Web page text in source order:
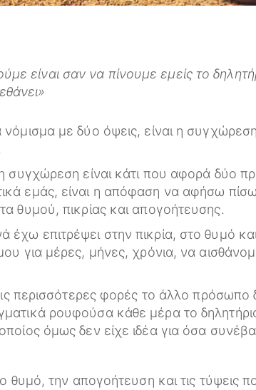
είναι σαν να πίνουμε εμείς το
με δύο όψεις, είναι η
συγχώρεση είναι κάτι που αφορά δύο
εμάς, είναι η απόφαση να αφήσω
θυμού, πικρίας και απογοήτευσης.
έχω επιτρέψει στην πικρία, στο θυμό
για μέρες, μήνες, χρόνια, να
περισσότερες φορές το άλλο πρόσωπο
ρουφούσα κάθε μέρα το
όμως δεν είχε ιδέα για όσα
θυμό, την απογοήτευση και τις τύψεις